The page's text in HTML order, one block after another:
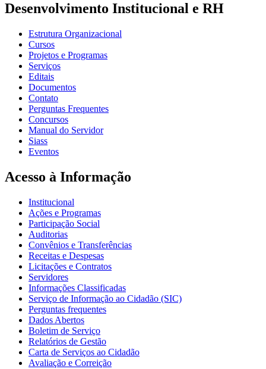
Desenvolvimento Institucional e RH
Estrutura Organizacional
Cursos
Projetos e Programas
Serviços
Editais
Documentos
Contato
Perguntas Frequentes
Concursos
Manual do Servidor
Siass
Eventos
Acesso à Informação
Institucional
Ações e Programas
Participação Social
Auditorias
Convênios e Transferências
Receitas e Despesas
Licitações e Contratos
Servidores
Informações Classificadas
Serviço de Informação ao Cidadão (SIC)
Perguntas frequentes
Dados Abertos
Boletim de Serviço
Relatórios de Gestão
Carta de Serviços ao Cidadão
Avaliação e Correição